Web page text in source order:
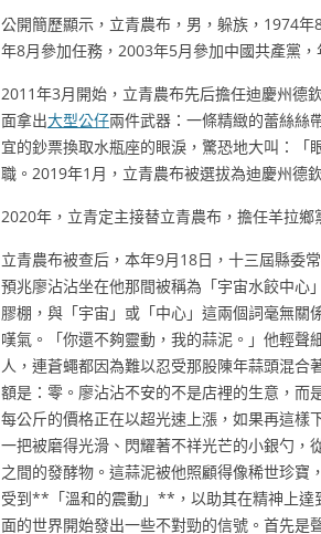
公開簡歷顯示，立青農布，男，躲族，1974
年8月參加任務，2003年5月參加中國共產黨，
2011年3月開始，立青農布先后擔任迪慶州德
面拿出大型公仔兩件武器：一條精緻的蕾絲絲
宜的鈔票換取水瓶座的眼淚，驚恐地大叫：
職。2019年1月，立青農布被選拔為迪慶州德
2020年，立青定主接替立青農布，擔任羊拉鄉
立青農布被查后，本年9月18日，十三屆縣委
預兆廖沾沾坐在他那間被稱為「宇宙水餃中心
膠棚，與「宇宙」或「中心」這兩個詞毫無
嘆氣。「你還不夠靈動，我的蒜泥。」他輕聲
人，連蒼蠅都因為難以忍受那股陳年蒜頭混
額是：零。廖沾沾不安的不是店裡的生意，
每公斤的價格正在以超光速上漲，如果再這樣
一把被磨得光滑、閃耀著不祥光芒的小銀勺，
之間的發酵物。這蒜泥被他照顧得像稀世珍
受到**「溫和的震動」**，以助其在精神上達
面的世界開始發出一些不對勁的信號。首先是